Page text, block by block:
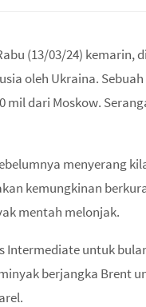
(13/03/24) kemarin,
oleh Ukraina.
mil dari Moskow.
menyerang
kemungkinan
mentah melonjak.
untuk
berjangka Brent